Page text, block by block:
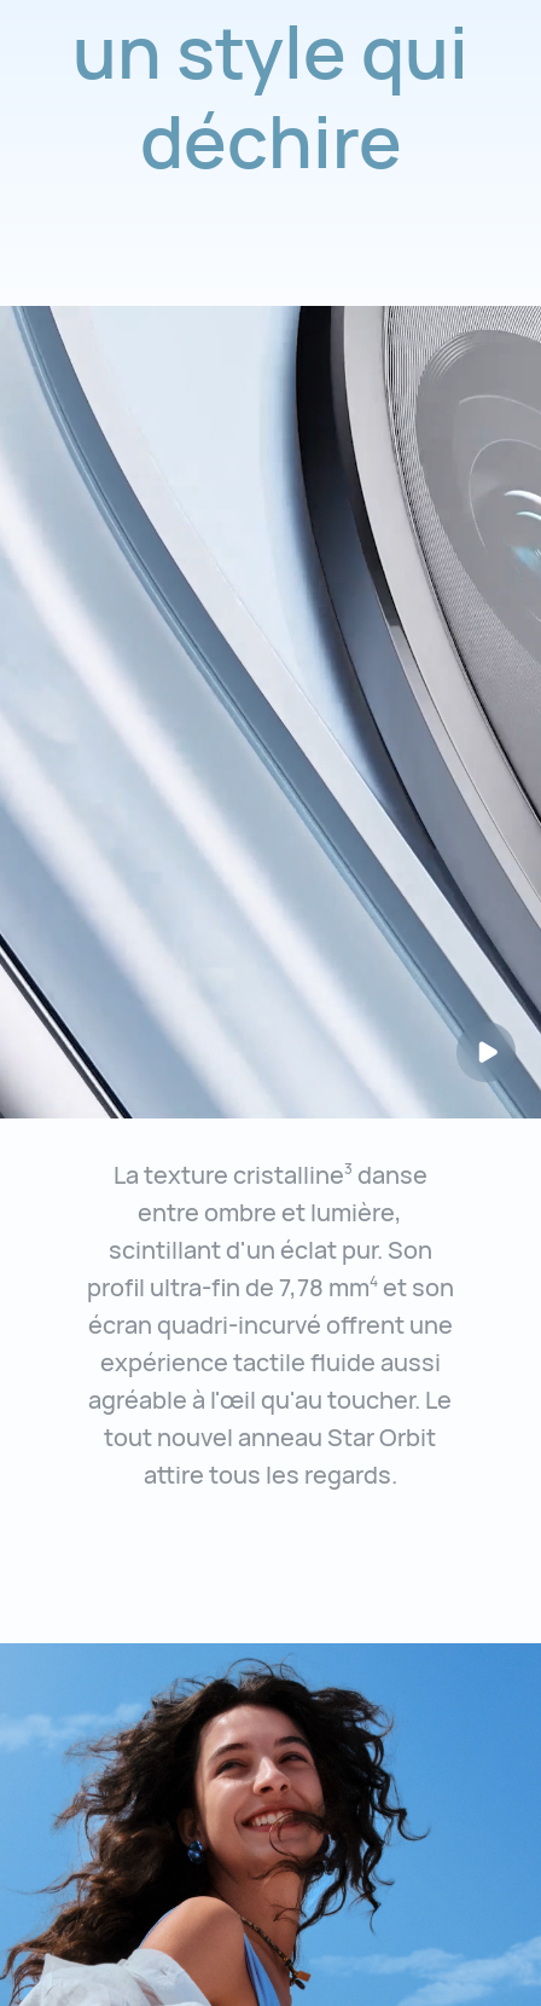
un style qui
déchire
La texture cristalline3 danse
entre ombre et lumière,
scintillant d'un éclat pur. Son
profil ultra-fin de 7,78 mm4et son
écran quadri-incurvé offrent une
expérience tactile fluide aussi
agréable à l'œil qu'au toucher. Le
tout nouvel anneau Star Orbit
attire tous les regards.